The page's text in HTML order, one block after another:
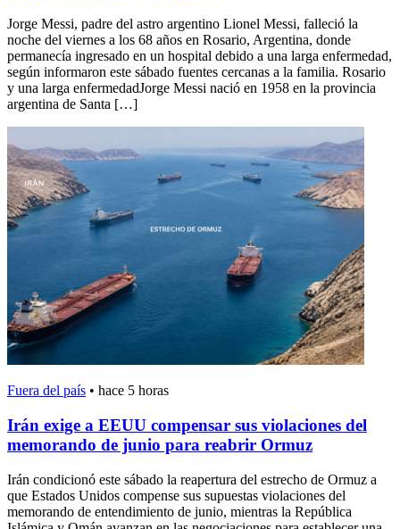
Jorge Messi, padre del astro argentino Lionel Messi, falleció la
noche del viernes a los 68 años en Rosario, Argentina, donde
permanecía ingresado en un hospital debido a una larga enfermedad,
según informaron este sábado fuentes cercanas a la familia. Rosario
y una larga enfermedadJorge Messi nació en 1958 en la provincia
argentina de Santa […]
Fuera del país • hace 5 horas
Irán exige a EEUU compensar sus violaciones del
memorando de junio para reabrir Ormuz
Irán condicionó este sábado la reapertura del estrecho de Ormuz a
que Estados Unidos compense sus supuestas violaciones del
memorando de entendimiento de junio, mientras la República